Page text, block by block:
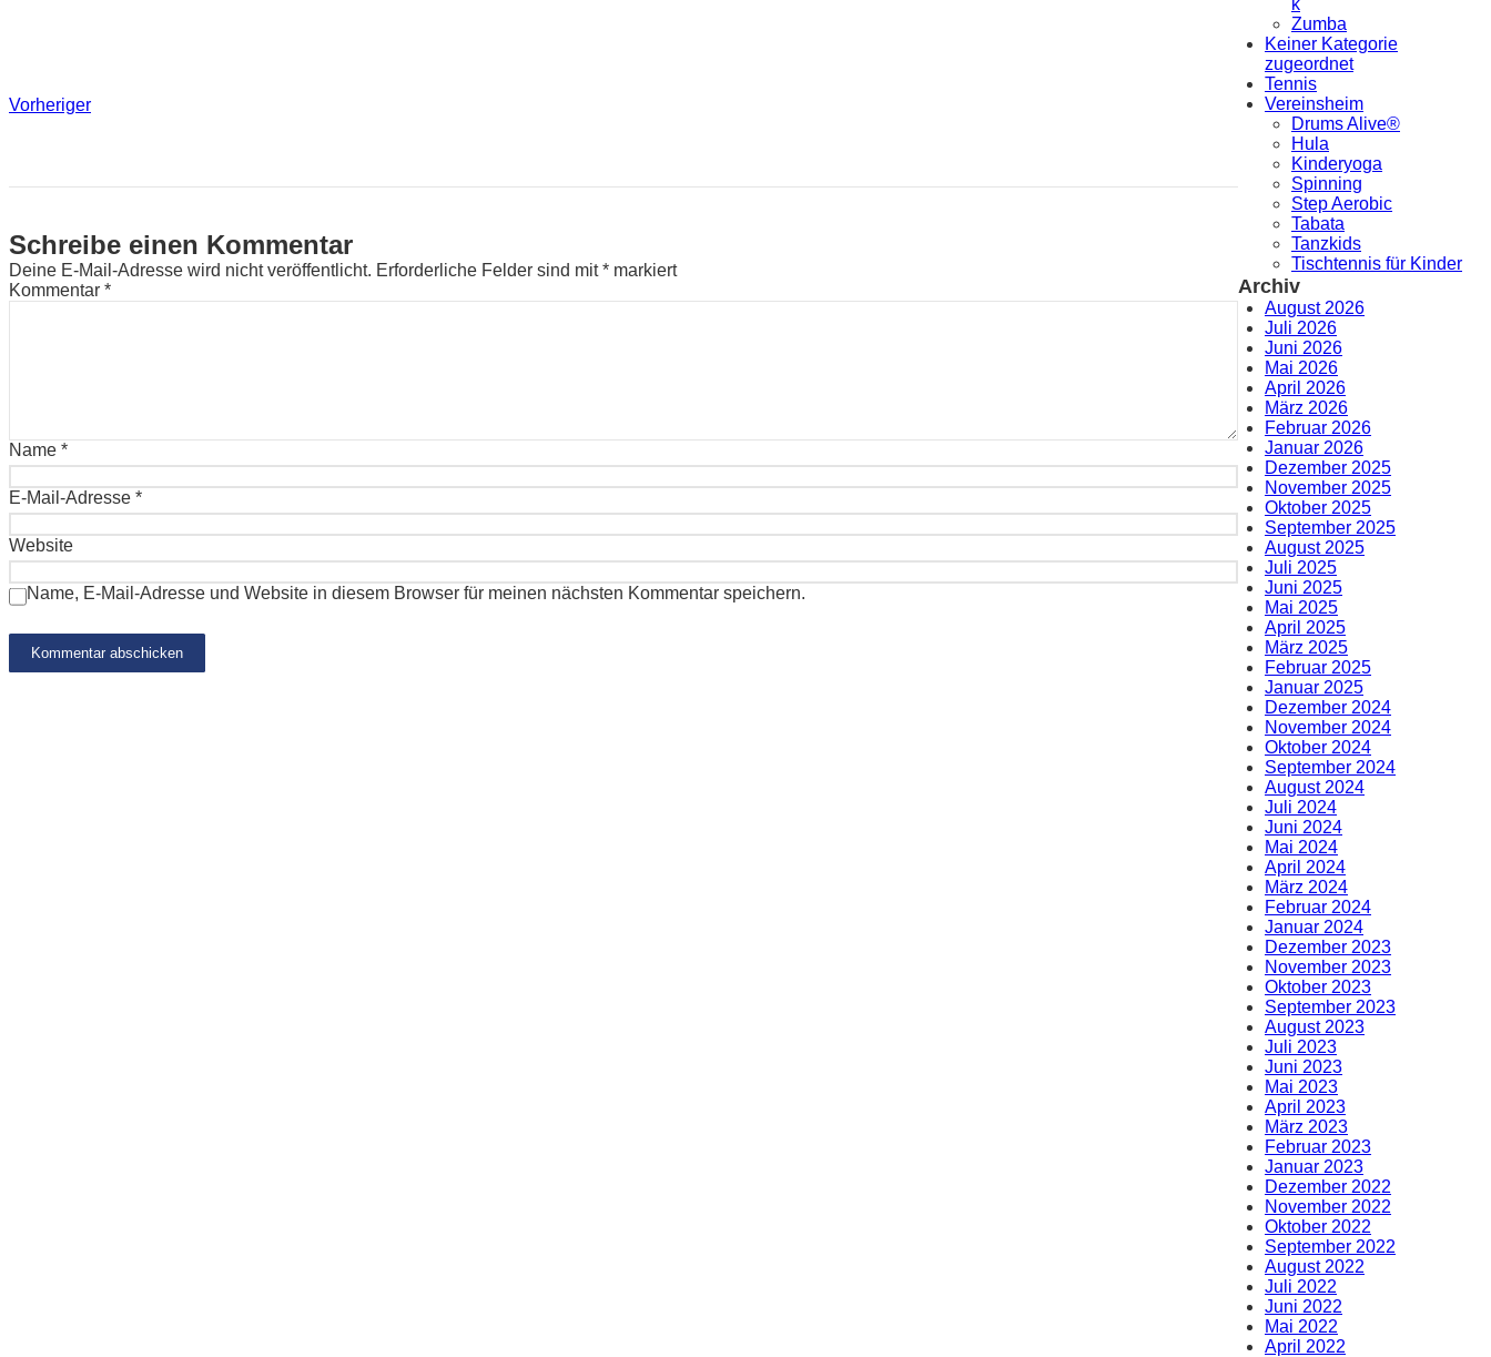
Vorheriger
Schreibe einen Kommentar
Deine E-Mail-Adresse wird nicht veröffentlicht. Erforderliche Felder sind mit* markiert
Kommentar *
Name *
E-Mail-Adresse *
Website
Name, E-Mail-Adresse und Website in diesem Browser für meinen nächsten Kommentar speichern.
Zumba
Keiner Kategorie
zugeordnet
Tennis
Vereinsheim
Drums Alive®
Hula
Kinderyoga
Spinning
Step Aerobic
Tabata
Tanzkids
Tischtennis für Kinder
Archiv
August 2026
Juli 2026
Juni 2026
Mai 2026
April 2026
März 2026
Februar 2026
Januar 2026
Dezember 2025
November 2025
Oktober 2025
September 2025
August 2025
Juli 2025
Juni 2025
Mai 2025
April 2025
März 2025
Februar 2025
Januar 2025
Dezember 2024
November 2024
Oktober 2024
September 2024
August 2024
Juli 2024
Juni 2024
Mai 2024
April 2024
März 2024
Februar 2024
Januar 2024
Dezember 2023
November 2023
Oktober 2023
September 2023
August 2023
Juli 2023
Juni 2023
Mai 2023
April 2023
März 2023
Februar 2023
Januar 2023
Dezember 2022
November 2022
Oktober 2022
September 2022
August 2022
Juli 2022
Juni 2022
Mai 2022
April 2022